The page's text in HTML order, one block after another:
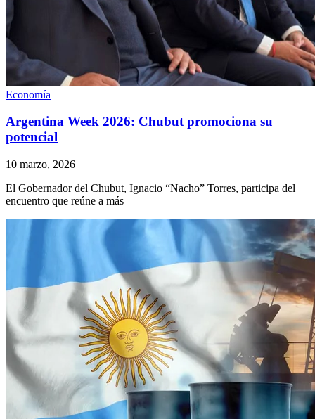
Economía
Argentina Week 2026: Chubut promociona su
potencial
10 marzo, 2026
El Gobernador del Chubut, Ignacio “Nacho” Torres, participa del
encuentro que reúne a más